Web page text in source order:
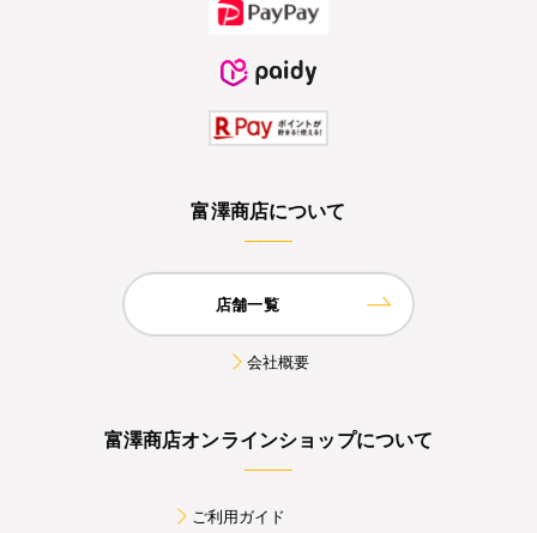
富澤商店について
店舗一覧
会社概要
富澤商店オンラインショップについて
ご利用ガイド